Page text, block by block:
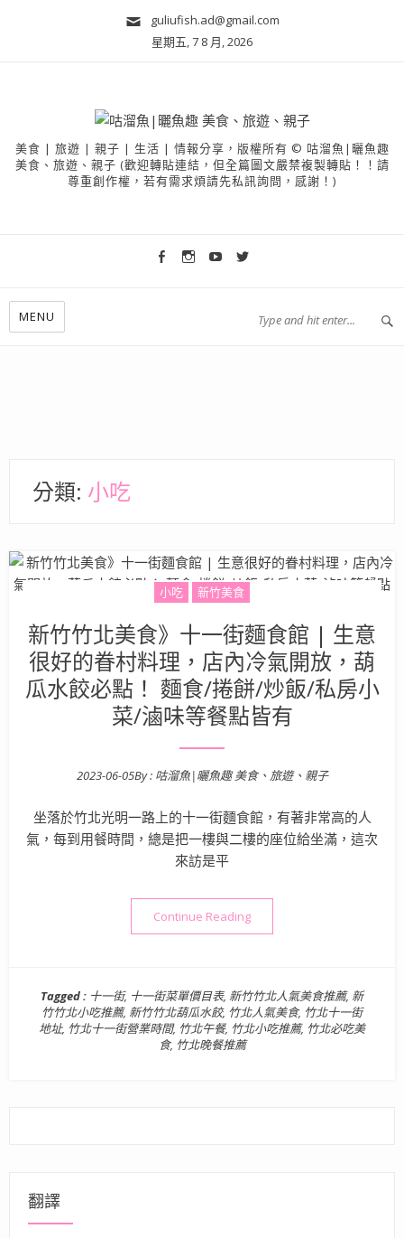
guliufish.ad@gmail.com
星期五, 7 8 月, 2026
美食 | 旅遊 | 親子 | 生活 | 情報分享，版權所有 © 咕溜魚|曬魚趣
美食、旅遊、親子 (歡迎轉貼連結，但全篇圖文嚴禁複製轉貼！！請
尊重創作權，若有需求煩請先私訊詢問，感謝！)
MENU
分類: 小吃
小吃 新竹美食
新竹竹北美食》十一街麵食館 | 生意
很好的眷村料理，店內冷氣開放，葫
瓜水餃必點！ 麵食/捲餅/炒飯/私房小
菜/滷味等餐點皆有
Posted on
2023-06-05By : 咕溜魚|曬魚趣 美食、旅遊、親子
坐落於竹北光明一路上的十一街麵食館，有著非常高的人
氣，每到用餐時間，總是把一樓與二樓的座位給坐滿，這次
來訪是平
Continue Reading“新竹竹北美食》十一街麵食
Tagged : 十一街, 十一街菜單價目表, 新竹竹北人氣美食推薦, 新
竹竹北小吃推薦, 新竹竹北葫瓜水餃, 竹北人氣美食, 竹北十一街
地址, 竹北十一街營業時間, 竹北午餐, 竹北小吃推薦, 竹北必吃美
食, 竹北晚餐推薦
翻譯